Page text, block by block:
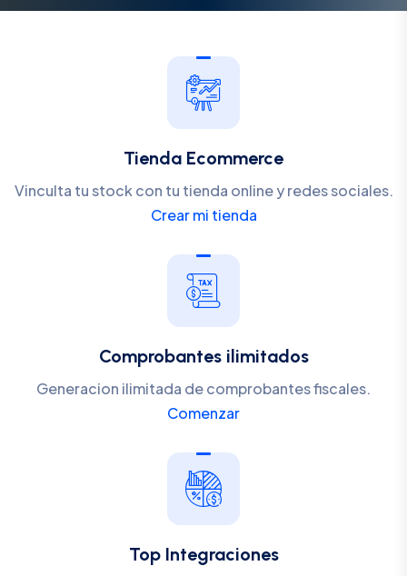
Tienda Ecommerce
Vinculta tu stock con tu tienda online y redes sociales.
Crear mi tienda
Comprobantes ilimitados
Generacion ilimitada de comprobantes fiscales.
Comenzar
Top Integraciones